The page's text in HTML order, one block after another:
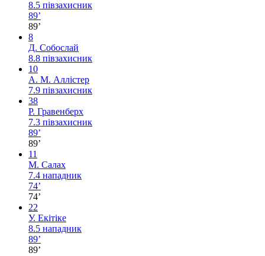
8.5 півзахисник
89’
89’
8
Д. Собослай
8.8 півзахисник
10
А. М. Аллістер
7.9 півзахисник
38
Р. Гравенберх
7.3 півзахисник
89’
89’
11
М. Салах
7.4 нападник
74’
74’
22
У. Екітіке
8.5 нападник
89’
89’